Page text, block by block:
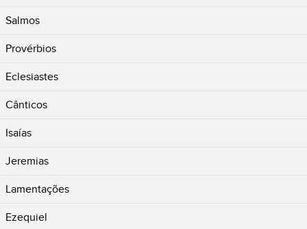
Salmos
Provérbios
Eclesiastes
Cânticos
Isaías
Jeremias
Lamentações
Ezequiel